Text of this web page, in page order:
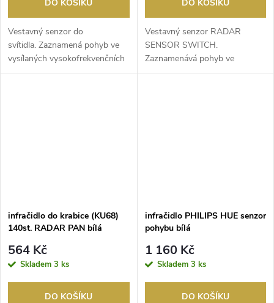
DO KOŠÍKU
Vestavný senzor do
svítidla. Zaznamená pohyb ve
vysílaných vysokofrekvenčních
elektromagnetických vl...
DO KOŠÍKU
Vestavný senzor RADAR
SENSOR SWITCH.
Zaznamenává pohyb ve
vysílaných vysokofrekvenčních
infračidlo do krabice (KU68)
140st. RADAR PAN bílá
564 Kč
Skladem 3 ks
DO KOŠÍKU
infračidlo PHILIPS HUE senzor
pohybu bílá
1 160 Kč
Skladem 3 ks
DO KOŠÍKU